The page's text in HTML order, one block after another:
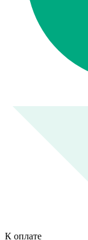
К оплате